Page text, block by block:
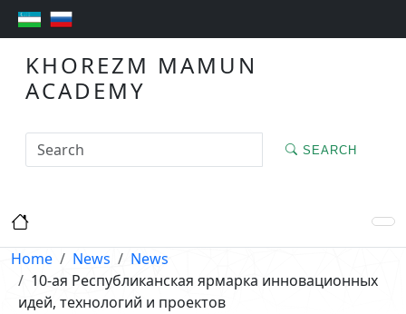
KHOREZM MAMUN
ACADEMY
SEARCH
Home News
News
10-ая Республиканская ярмарка инновационных
идей, технологий и проектов